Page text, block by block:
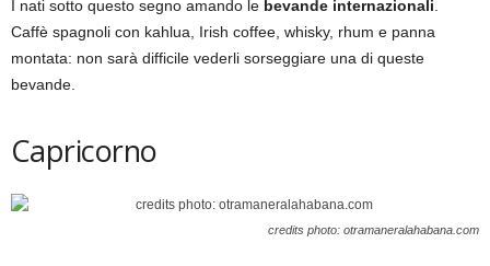
I nati sotto questo segno amando le bevande internazionali
Caffè spagnoli con kahlua, Irish coffee, whisky, rhum e panna
montata: non sarà difficile vederli sorseggiare una di queste
bevande.
Capricorno
credits photo: otramaneralahabana.com